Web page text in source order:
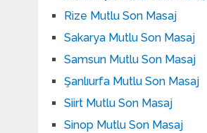
Rize Mutlu Son Masaj
Sakarya Mutlu Son Masaj
Samsun Mutlu Son Masaj
Şanlıurfa Mutlu Son Masaj
Siirt Mutlu Son Masaj
Sinop Mutlu Son Masaj